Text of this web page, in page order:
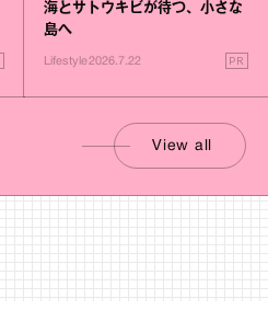
海とサトウキビが待つ、小さな
島へ
Lifestyle2026.7.22 PR
View all